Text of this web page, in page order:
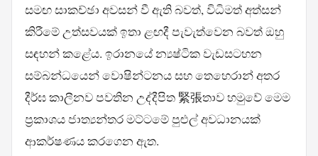
සමඟ සාකච්ඡා අවසන් වී ඇති බවත්, විධිමත් අත්සන්
කිරීමේ උත්සවයක් ඉතා ළඟදී පැවැත්වෙන බවත් ඔහු
සඳහන් කළේය. ඉරානයේ න්‍යෂ්ටික වැඩසටහන
සම්බන්ධයෙන් වොෂින්ටනය සහ තෙහෙරාන් අතර
දීර්ඝ කාලීනව පවතින උද්දීපිත 緊張තාව හමුවේ මෙම
ප්‍රකාශය ජාත්‍යන්තර මට්ටමේ පුළුල් අවධානයක්
ආකර්ෂණය කරගෙන ඇත.